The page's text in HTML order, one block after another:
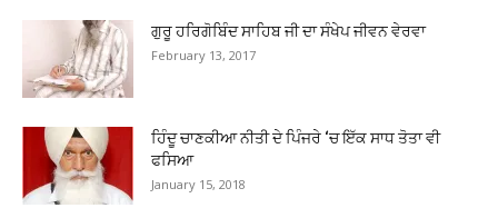
ਗੁਰੂ ਹਰਿਗੋਬਿੰਦ ਸਾਹਿਬ ਜੀ ਦਾ ਸੰਖੇਪ ਜੀਵਨ ਵੇਰਵਾ
February 13, 2017
ਹਿੰਦੂ ਚਾਣਕੀਆ ਨੀਤੀ ਦੇ ਪਿੰਜਰੇ ‘ਚ ਇੱਕ ਸਾਧ ਤੋਤਾ ਵੀ
ਫਸਿਆ
January 15, 2018